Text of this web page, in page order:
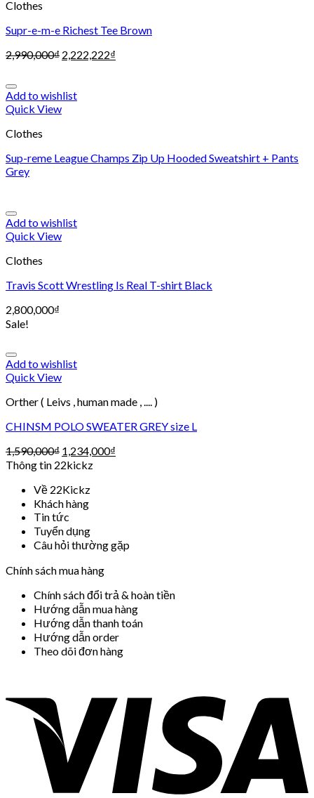
Clothes
Supr-e-m-e Richest Tee Brown
2,990,000₫ 2,222,222₫
Add to wishlist
Quick View
Clothes
Sup-reme League Champs Zip Up Hooded Sweatshirt + Pants
Grey
Add to wishlist
Quick View
Clothes
Travis Scott Wrestling Is Real T-shirt Black
2,800,000₫
Sale!
Add to wishlist
Quick View
Orther ( Leivs , human made , .... )
CHINSM POLO SWEATER GREY size L
1,590,000₫ 1,234,000₫
Thông tin 22kickz
Về 22Kickz
Khách hàng
Tin tức
Tuyển dụng
Câu hỏi thường gặp
Chính sách mua hàng
Chính sách đổi trả & hoàn tiền
Hướng dẫn mua hàng
Hướng dẫn thanh toán
Hướng dẫn order
Theo dõi đơn hàng